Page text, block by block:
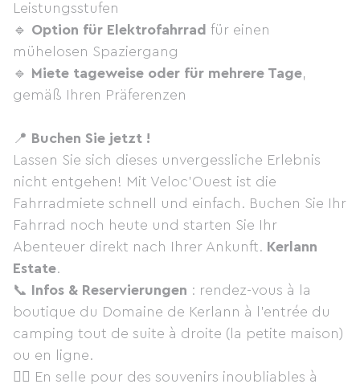
Leistungsstufen
🔹 Option für Elektrofahrrad für einen
mühelosen Spaziergang
🔹 Miete tageweise oder für mehrere Tage,
gemäß Ihren Präferenzen
📍 Buchen Sie jetzt !
Lassen Sie sich dieses unvergessliche Erlebnis
nicht entgehen! Mit Veloc'Ouest ist die
Fahrradmiete schnell und einfach. Buchen Sie Ihr
Fahrrad noch heute und starten Sie Ihr
Abenteuer direkt nach Ihrer Ankunft. Kerlann
Estate.
📞 Infos & Reservierungen : rendez-vous à la
boutique du Domaine de Kerlann à l'entrée du
camping tout de suite à droite (la petite maison)
ou en ligne.
🚴‍♂️ En selle pour des souvenirs inoubliables à